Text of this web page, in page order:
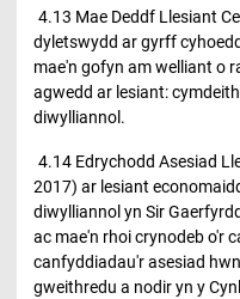
4.13 Mae Deddf Llesiant
dyletswydd ar gyrff
mae'n gofyn am welliant o
agwedd ar lesiant:
diwylliannol.
4.14 Edrychodd Asesiad
2017) ar lesiant
diwylliannol yn Sir
ac mae'n rhoi crynodeb o'r
canfyddiadau'r asesiad
gweithredu a nodir yn y